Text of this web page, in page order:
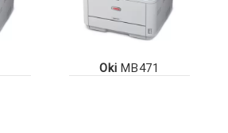
Oki MB471